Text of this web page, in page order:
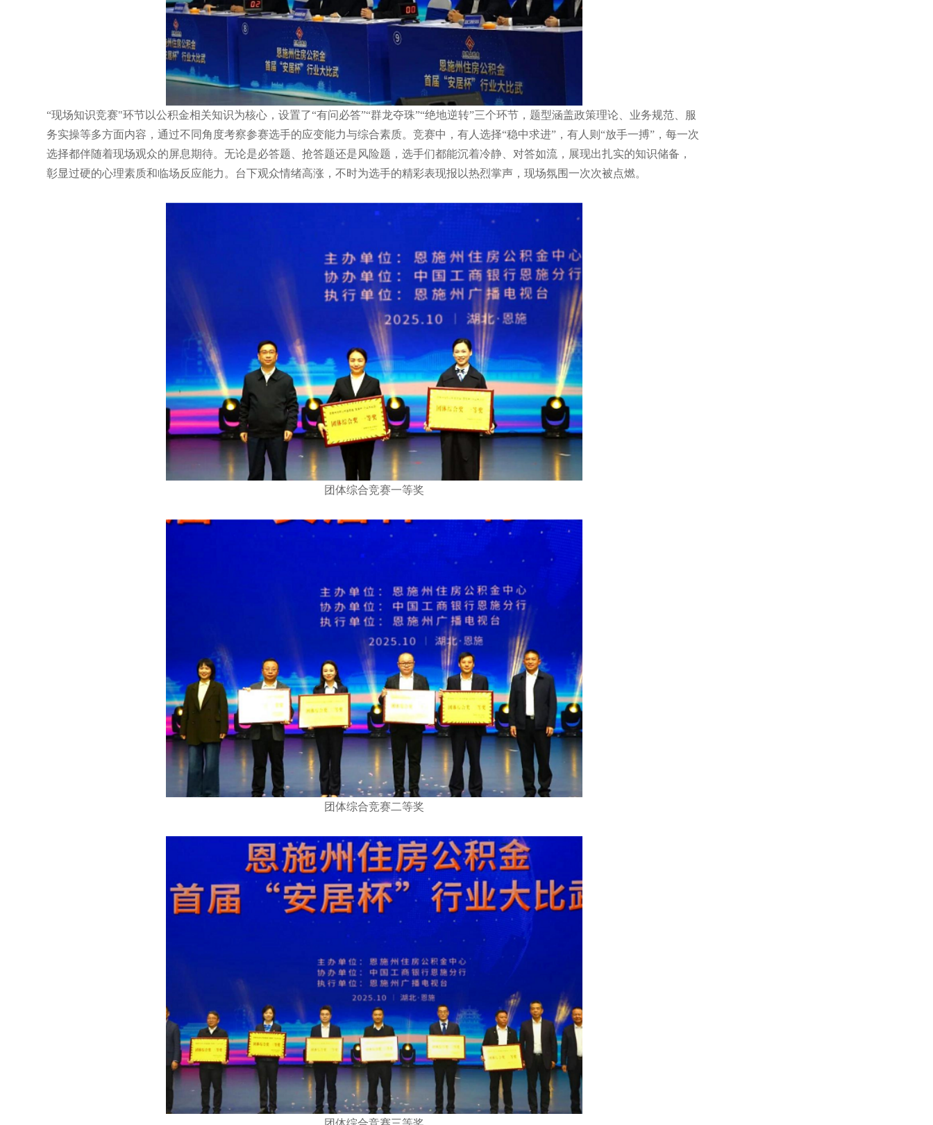
“现场知识竞赛"环节以公积金相关知识为核心，设置了“有问必答”“群龙夺珠”“绝地逆转”三个环节，题型涵盖政策理论、业务规范、服
务实操等多方面内容，通过不同角度考察参赛选手的应变能力与综合素质。竞赛中，有人选择“稳中求进”，有人则“放手一搏”，每一次
选择都伴随着现场观众的屏息期待。无论是必答题、抢答题还是风险题，选手们都能沉着冷静、对答如流，展现出扎实的知识储备，
彰显过硬的心理素质和临场反应能力。台下观众情绪高涨，不时为选手的精彩表现报以热烈掌声，现场氛围一次次被点燃。
团体综合竞赛一等奖
团体综合竞赛二等奖